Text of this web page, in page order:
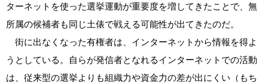
ターネットを使った選挙運動が重要度を増してきたことで、無
所属の候補者も同じ土俵で戦える可能性が出てきたのだ。
街に出なくなった有権者は、インターネットから情報を得よ
うとしている。自らが発信者となれるインターネットでの活動
は、従来型の選挙よりも組織力や資金力の差が出にくい（もち